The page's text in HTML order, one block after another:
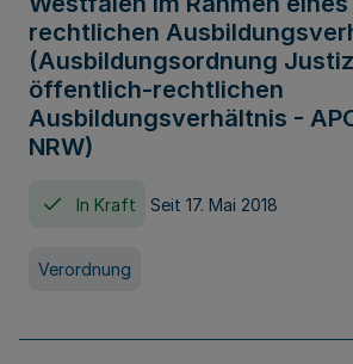
rechtlichen
(Ausbildungsordnung
öffentlich-rechtlichen
Ausbildungsverhältnis -
NRW)
In Kraft Seit 17. Mai 2018
Verordnung